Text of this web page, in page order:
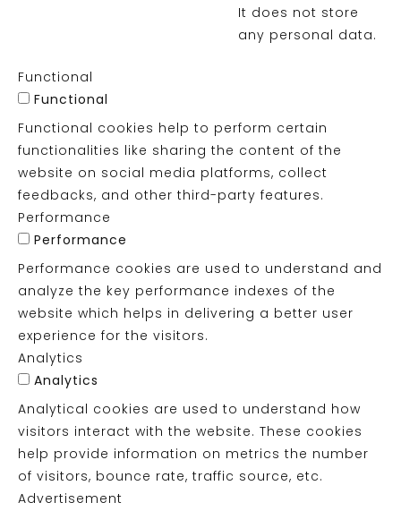
It does not store
any personal data.
Functional
Functional
Functional cookies help to perform certain
functionalities like sharing the content of the
website on social media platforms, collect
feedbacks, and other third-party features.
Performance
Performance
Performance cookies are used to understand and
analyze the key performance indexes of the
website which helps in delivering a better user
experience for the visitors.
Analytics
Analytics
Analytical cookies are used to understand how
visitors interact with the website. These cookies
help provide information on metrics the number
of visitors, bounce rate, traffic source, etc.
Advertisement